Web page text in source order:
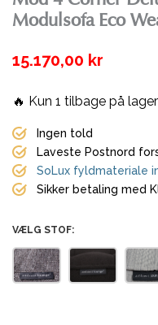
Modulsofa Eco
15.170,00 kr
🔥 Kun 1 tilbage på
Ingen told
Laveste Postnord
SoLux fyldmateriale
Sikker betaling med
VÆLG STOF: